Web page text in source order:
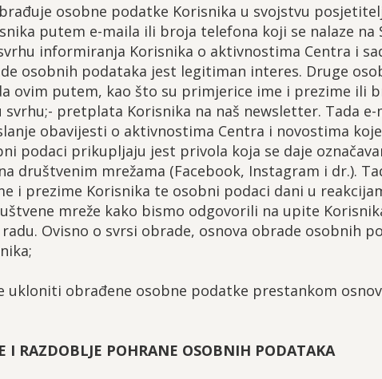
osobne podatke Korisnika u svojstvu
putem e-maila ili broja telefona koji se nalaze na
informiranja Korisnika o aktivnostima Centra i
osobnih podataka jest legitiman interes. Druge
ovim putem, kao što su primjerice ime i prezime ili
svrhu;- pretplata Korisnika na naš newsletter. Tada
obavijesti o aktivnostima Centra i novostima
podaci prikupljaju jest privola koja se daje
društvenim mrežama (Facebook, Instagram i dr.).
i prezime Korisnika te osobni podaci dani u
mreže kako bismo odgovorili na upite
Ovisno o svrsi obrade, osnova obrade osobnih
ukloniti obrađene osobne podatke prestankom
I RAZDOBLJE POHRANE OSOBNIH PODATAKA